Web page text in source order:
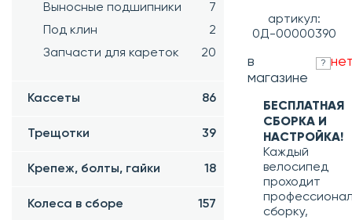
Выносные подшипники
7
Под клин
2
Запчасти для кареток
20
Кассеты 86
Трещотки 39
Крепеж, болты, гайки 18
Колеса в сборе 157
артикул:
0Д-00000390
в
магазине
?
БЕСПЛАТНАЯ
СБОРКА И
НАСТРОЙКА!
Каждый
велосипед
проходит
сборку,